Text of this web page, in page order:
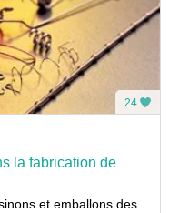
24
la fabrication de
et emballons des